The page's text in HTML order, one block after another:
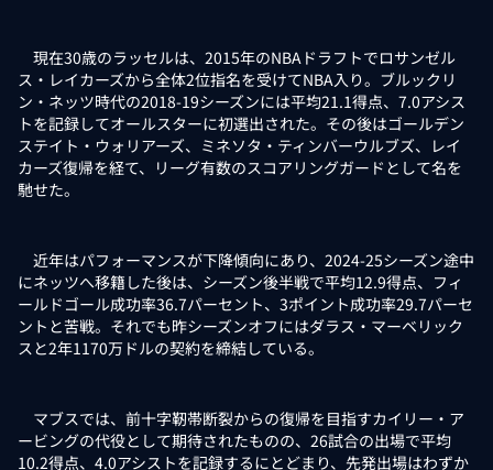
現在30歳のラッセルは、2015年のNBAドラフトでロサンゼル
ス・レイカーズから全体2位指名を受けてNBA入り。ブルックリ
ン・ネッツ時代の2018-19シーズンには平均21.1得点、7.0アシス
トを記録してオールスターに初選出された。その後はゴールデン
ステイト・ウォリアーズ、ミネソタ・ティンバーウルブズ、レイ
カーズ復帰を経て、リーグ有数のスコアリングガードとして名を
馳せた。
近年はパフォーマンスが下降傾向にあり、2024-25シーズン途中
にネッツへ移籍した後は、シーズン後半戦で平均12.9得点、フィ
ールドゴール成功率36.7パーセント、3ポイント成功率29.7パーセ
ントと苦戦。それでも昨シーズンオフにはダラス・マーベリック
スと2年1170万ドルの契約を締結している。
マブスでは、前十字靭帯断裂からの復帰を目指すカイリー・ア
ービングの代役として期待されたものの、26試合の出場で平均
10.2得点、4.0アシストを記録するにとどまり、先発出場はわずか